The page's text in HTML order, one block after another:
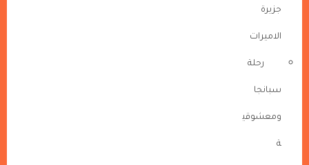
جزيرة
الاميرات
رحلة
سبانجا
ومعشوقي
ة